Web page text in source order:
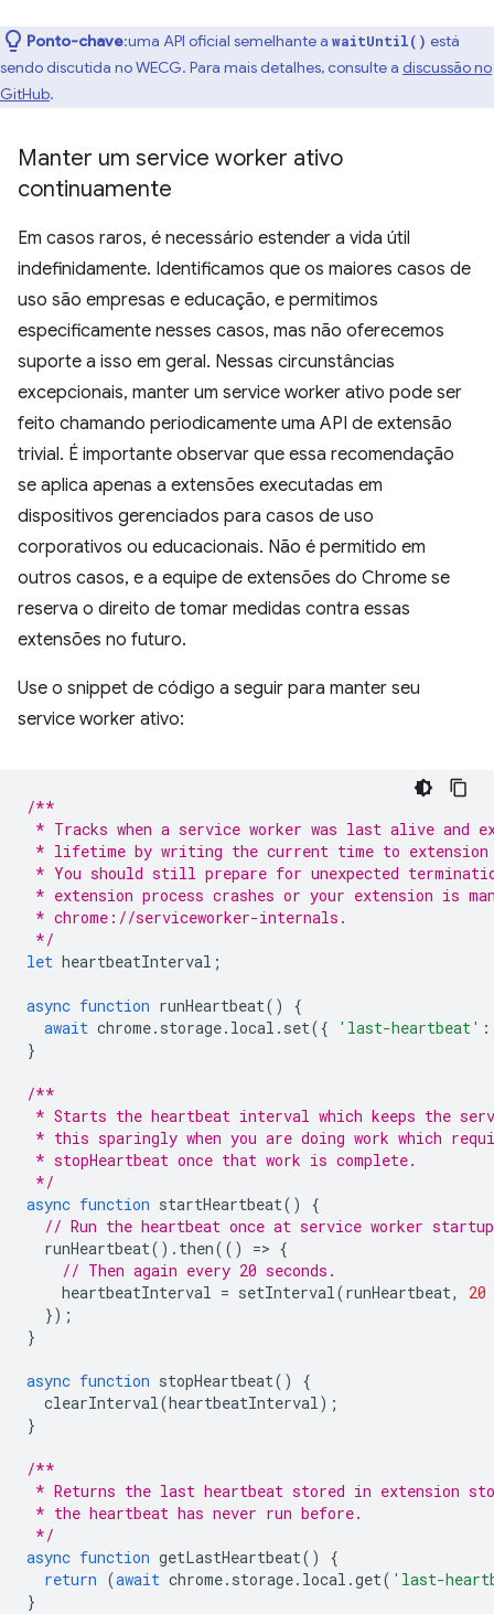
Ponto-chave:uma API oficial semelhante a waitUntil() está
sendo discutida no WECG. Para mais detalhes, consulte a discussão no
GitHub.
Manter um service worker ativo
continuamente
Em casos raros, é necessário estender a vida útil
indefinidamente. Identificamos que os maiores casos de
uso são empresas e educação, e permitimos
especificamente nesses casos, mas não oferecemos
suporte a isso em geral. Nessas circunstâncias
excepcionais, manter um service worker ativo pode ser
feito chamando periodicamente uma API de extensão
trivial. É importante observar que essa recomendação
se aplica apenas a extensões executadas em
dispositivos gerenciados para casos de uso
corporativos ou educacionais. Não é permitido em
outros casos, e a equipe de extensões do Chrome se
reserva o direito de tomar medidas contra essas
extensões no futuro.
Use o snippet de código a seguir para manter seu
service worker ativo:
/**
* Tracks when a service worker was last alive and
* lifetime by writing the current time to extension
* You should still prepare for unexpected
* extension process crashes or your extension is
* chrome://serviceworker-internals.
*/
let heartbeatInterval ;
async function runHeartbeat()
{
await chrome. storage. local . set({ 'last-heartbeat' :
}
/**
* Starts the heartbeat interval which keeps the
* this sparingly when you are doing work which
* stopHeartbeat once that work is complete.
*/
async function startHeartbeat()
{
// Run the heartbeat once at service worker
runHeartbeat(). then(() => {
// Then again every 20 seconds.
heartbeatInterval = setInterval(runHeartbeat,
20
});
}
async function stopHeartbeat()
{
clearInterval(heartbeatInterval);
}
/**
* Returns the last heartbeat stored in extension
* the heartbeat has never run before.
*/
async function getLastHeartbeat()
{
return (await chrome. storage. local .get( 'last-
}